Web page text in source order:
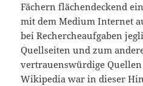
Fächern flächendeckend
mit dem Medium Internet
bei Rechercheaufgaben
Quellseiten und zum
vertrauenswürdige Quellen
Wikipedia war in dieser